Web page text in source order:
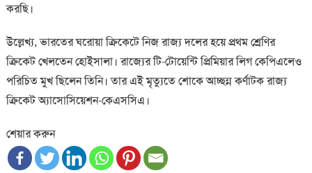
করছি।
উল্লেখ্য, ভারতের ঘরোয়া ক্রিকেটে নিজ রাজ্য দলের হয়ে প্রথম শ্রেণির
ক্রিকেট খেলতেন হোইসালা। রাজ্যের টি-টোয়েন্টি প্রিমিয়ার লিগ কেপিএলেও
পরিচিত মুখ ছিলেন তিনি। তার এই মৃত্যুতে শোকে আচ্ছন্ন কর্ণাটক রাজ্য
ক্রিকেট অ্যাসোসিয়েশন-কেএসসিএ।
শেয়ার করুন